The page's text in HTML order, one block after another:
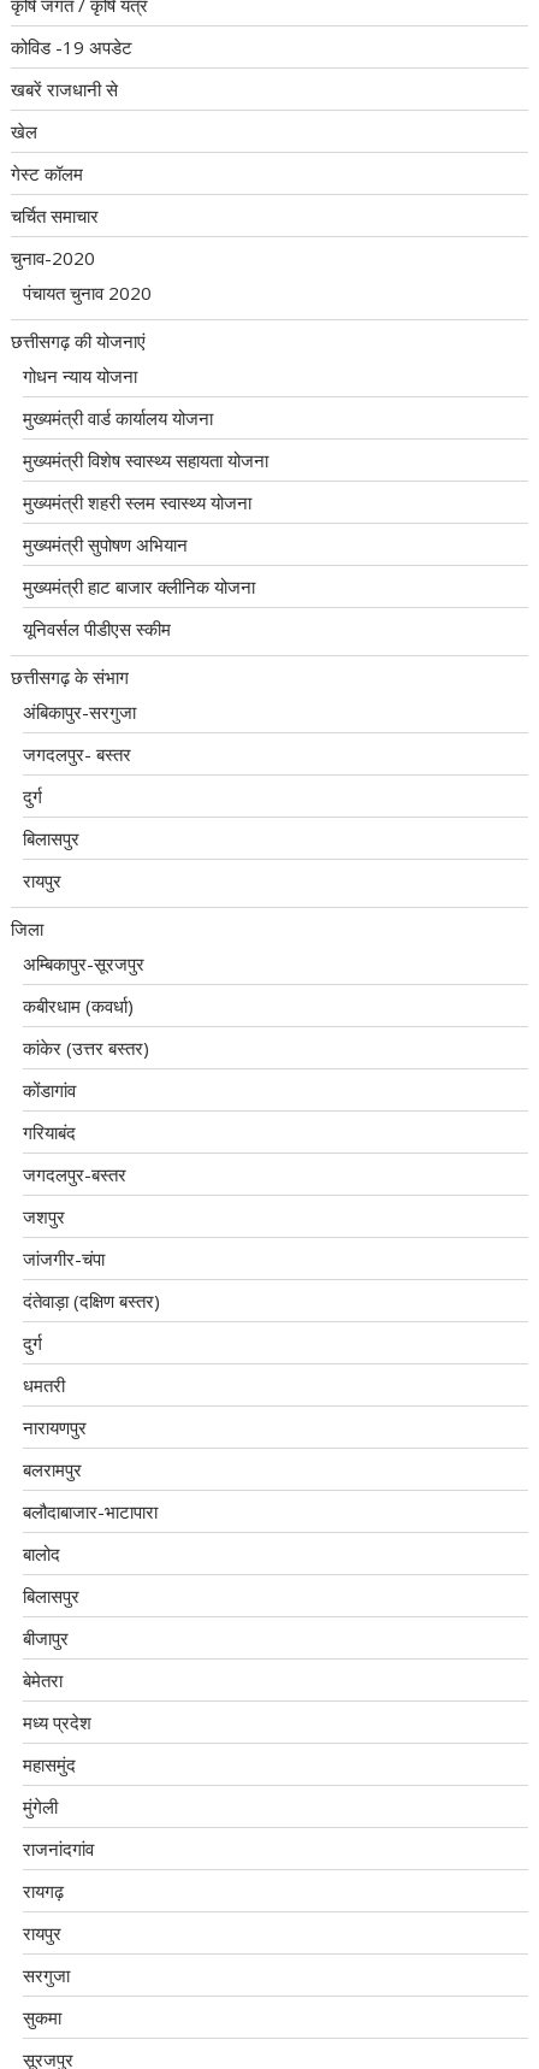
कोविड -19 अपडेट
खबरें राजधानी से
खेल
गेस्ट कॉलम
चर्चित समाचार
चुनाव-2020
पंचायत चुनाव 2020
छत्तीसगढ़ की योजनाएं
गोधन न्याय योजना
मुख्यमंत्री वार्ड कार्यालय योजना
मुख्यमंत्री विशेष स्वास्थ्य सहायता योजना
मुख्यमंत्री शहरी स्लम स्वास्थ्य योजना
मुख्यमंत्री सुपोषण अभियान
मुख्यमंत्री हाट बाजार क्लीनिक योजना
यूनिवर्सल पीडीएस स्कीम
छत्तीसगढ़ के संभाग
अंबिकापुर-सरगुजा
जगदलपुर- बस्तर
दुर्ग
बिलासपुर
रायपुर
जिला
अम्बिकापुर-सूरजपुर
कबीरधाम (कवर्धा)
कांकेर (उत्तर बस्तर)
कोंडागांव
गरियाबंद
जगदलपुर-बस्तर
जशपुर
जांजगीर-चंपा
दंतेवाड़ा (दक्षिण बस्तर)
दुर्ग
धमतरी
नारायणपुर
बलरामपुर
बलौदाबाजार-भाटापारा
बालोद
बिलासपुर
बीजापुर
बेमेतरा
मध्य प्रदेश
महासमुंद
मुंगेली
राजनांदगांव
रायगढ़
रायपुर
सरगुजा
सुकमा
सूरजपुर